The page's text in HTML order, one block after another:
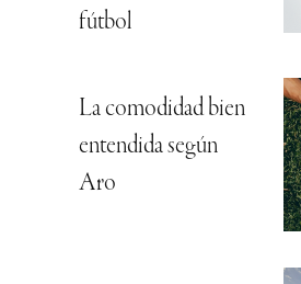
fútbol
La comodidad bien
entendida según
Aro